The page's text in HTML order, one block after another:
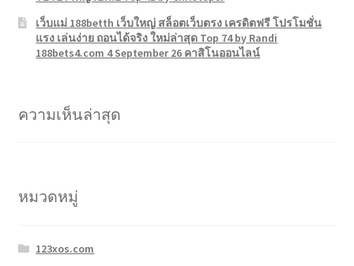
เว็บแม่ 188betth เว็บใหญ่ สล็อตเว็บตรง เครดิตฟรี โปรโมชั่น
แรง เล่นง่าย ถอนได้จริง ใหม่ล่าสุด Top 74 by Randi
188bets4.com 4 September 26 คาสิโนออนไลน์
ความเห็นล่าสุด
หมวดหมู่
123xos.com